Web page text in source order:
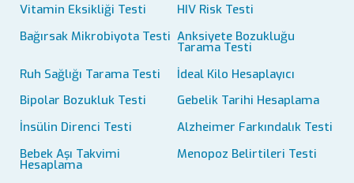
Vitamin Eksikliği Testi
HIV Risk Testi
Bağırsak Mikrobiyota Testi Anksiyete Bozukluğu
Tarama Testi
Ruh Sağlığı Tarama Testi
İdeal Kilo Hesaplayıcı
Bipolar Bozukluk Testi
Gebelik Tarihi Hesaplama
İnsülin Direnci Testi
Alzheimer Farkındalık Testi
Bebek Aşı Takvimi
Hesaplama
Menopoz Belirtileri Testi